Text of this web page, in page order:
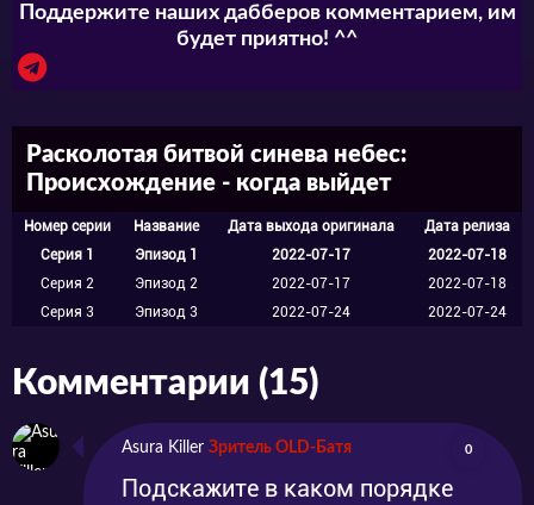
Поддержите наших дабберов комментарием, им
будет приятно! ^^
Расколотая битвой синева небес:
Происхождение - когда выйдет
Номер серии Название Дата выхода оригинала
Дата релиза
Серия 1
Эпизод 1 2022-07-17
2022-07-18
Серия 2
Эпизод 2 2022-07-17
2022-07-18
Серия 3
Эпизод 3 2022-07-24 2022-07-24
Комментарии (15)
Asura Killer Зритель OLD-Батя 0
Подскажите в каком порядке